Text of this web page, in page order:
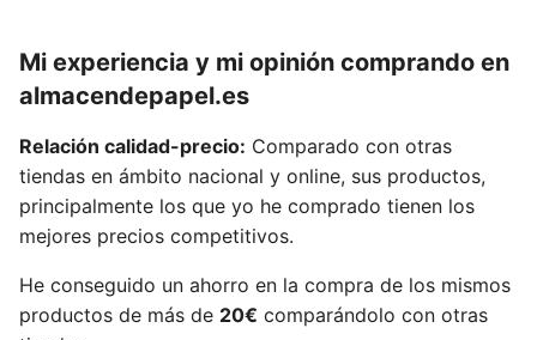
Mi experiencia y mi opinión comprando en
almacendepapel.es
Relación calidad-precio: Comparado con otras
tiendas en ámbito nacional y online, sus productos,
principalmente los que yo he comprado tienen los
mejores precios competitivos.
He conseguido un ahorro en la compra de los mismos
productos de más de 20€ comparándolo con otras